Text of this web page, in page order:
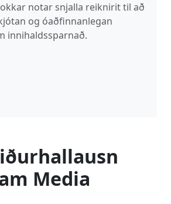
notar snjalla reiknirit til að
og óaðfinnanlegan
innihaldssparnað.
Media